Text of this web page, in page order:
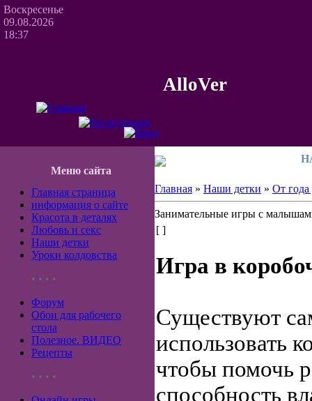
Воскресенье
09.08.2026
18:37
AlloVer
Меню сайта
Главная страница
информация о сайте
Красота в деталях
Любовь и секс
Наши детки
Уроки колдовства
• • • •
Форум
Обои для рабочего
стола
Полезное. ВИДЕО
Рецепты
• • • •
Главная » Наши детки » От года
Занимательные игры с
[ ]
Игра в
Существуют
использовать
чтобы помочь
способность